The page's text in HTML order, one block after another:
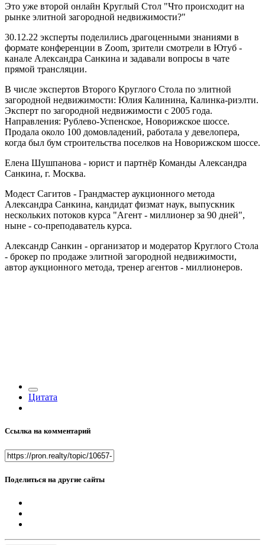
Это уже второй онлайн Круглый Стол "Что происходит на
рынке элитной загородной недвижимости?"
30.12.22 эксперты поделились драгоценными знаниями в
формате конференции в Zoom, зрители смотрели в Ютуб -
канале Александра Санкина и задавали вопросы в чате
прямой трансляции.
В числе экспертов Второго Круглого Стола по элитной
загородной недвижимости: Юлия Калинина, Калинка-риэлти.
Эксперт по загородной недвижимости с 2005 года.
Направления: Рублево-Успенское, Новорижское шоссе.
Продала около 100 домовладений, работала у девелопера,
когда был бум строительства поселков на Новорижском шоссе.
Елена Шушпанова - юрист и партнёр Команды Александра
Санкина, г. Москва.
Модест Сагитов - Грандмастер аукционного метода
Александра Санкина, кандидат физмат наук, выпускник
нескольких потоков курса "Агент - миллионер за 90 дней",
ныне - со-преподаватель курса.
Александр Санкин - организатор и модератор Круглого Стола
- брокер по продаже элитной загородной недвижимости,
автор аукционного метода, тренер агентов - миллионеров.
Цитата
Ссылка на комментарий
Поделиться на другие сайты